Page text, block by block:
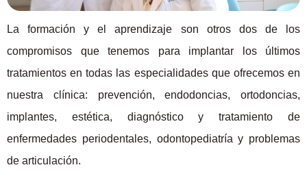
La formación y el aprendizaje son otros dos de los
compromisos que tenemos para implantar los últimos
tratamientos en todas las especialidades que ofrecemos en
nuestra clínica: prevención, endodoncias, ortodoncias,
implantes, estética, diagnóstico y tratamiento de
enfermedades periodentales, odontopediatría y problemas
de articulación.